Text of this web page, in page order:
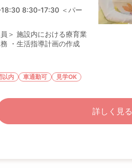
8:30-17:30 ＜パー
＞ 施設内における療育業
・生活指導計画の作成
以内 車通勤可 見学OK
詳しく見る